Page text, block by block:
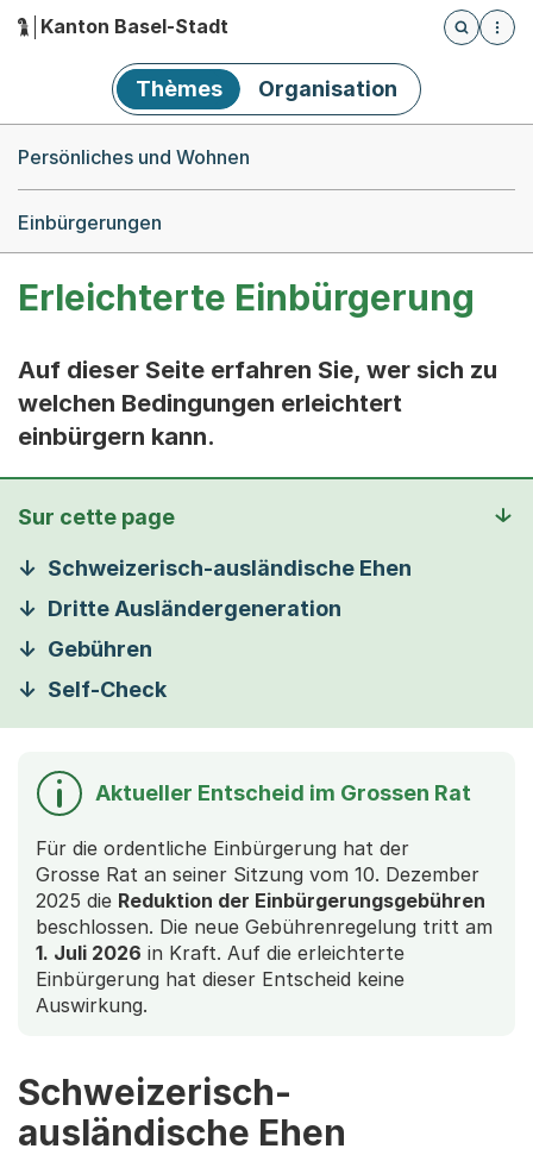
Hauptnavigation
Kanton Basel-Stadt
Öffnet
Thèmes Organisation
Persönliches und Wohnen
Einbürgerungen
Erleichterte Einbürgerung
Auf dieser Seite erfahren Sie, wer sich zu
welchen Bedingungen erleichtert
einbürgern kann.
Sur cette page
Schweizerisch-ausländische Ehen
Dritte Ausländergeneration
Gebühren
Self-Check
Aktueller Entscheid im Grossen Rat
Für die ordentliche Einbürgerung hat der
Grosse Rat an seiner Sitzung vom 10. Dezember
2025 die Reduktion der Einbürgerungsgebühren
beschlossen. Die neue Gebührenregelung tritt am
1. Juli 2026 in Kraft. Auf die erleichterte
Einbürgerung hat dieser Entscheid keine
Auswirkung.
Schweizerisch-
ausländische Ehen